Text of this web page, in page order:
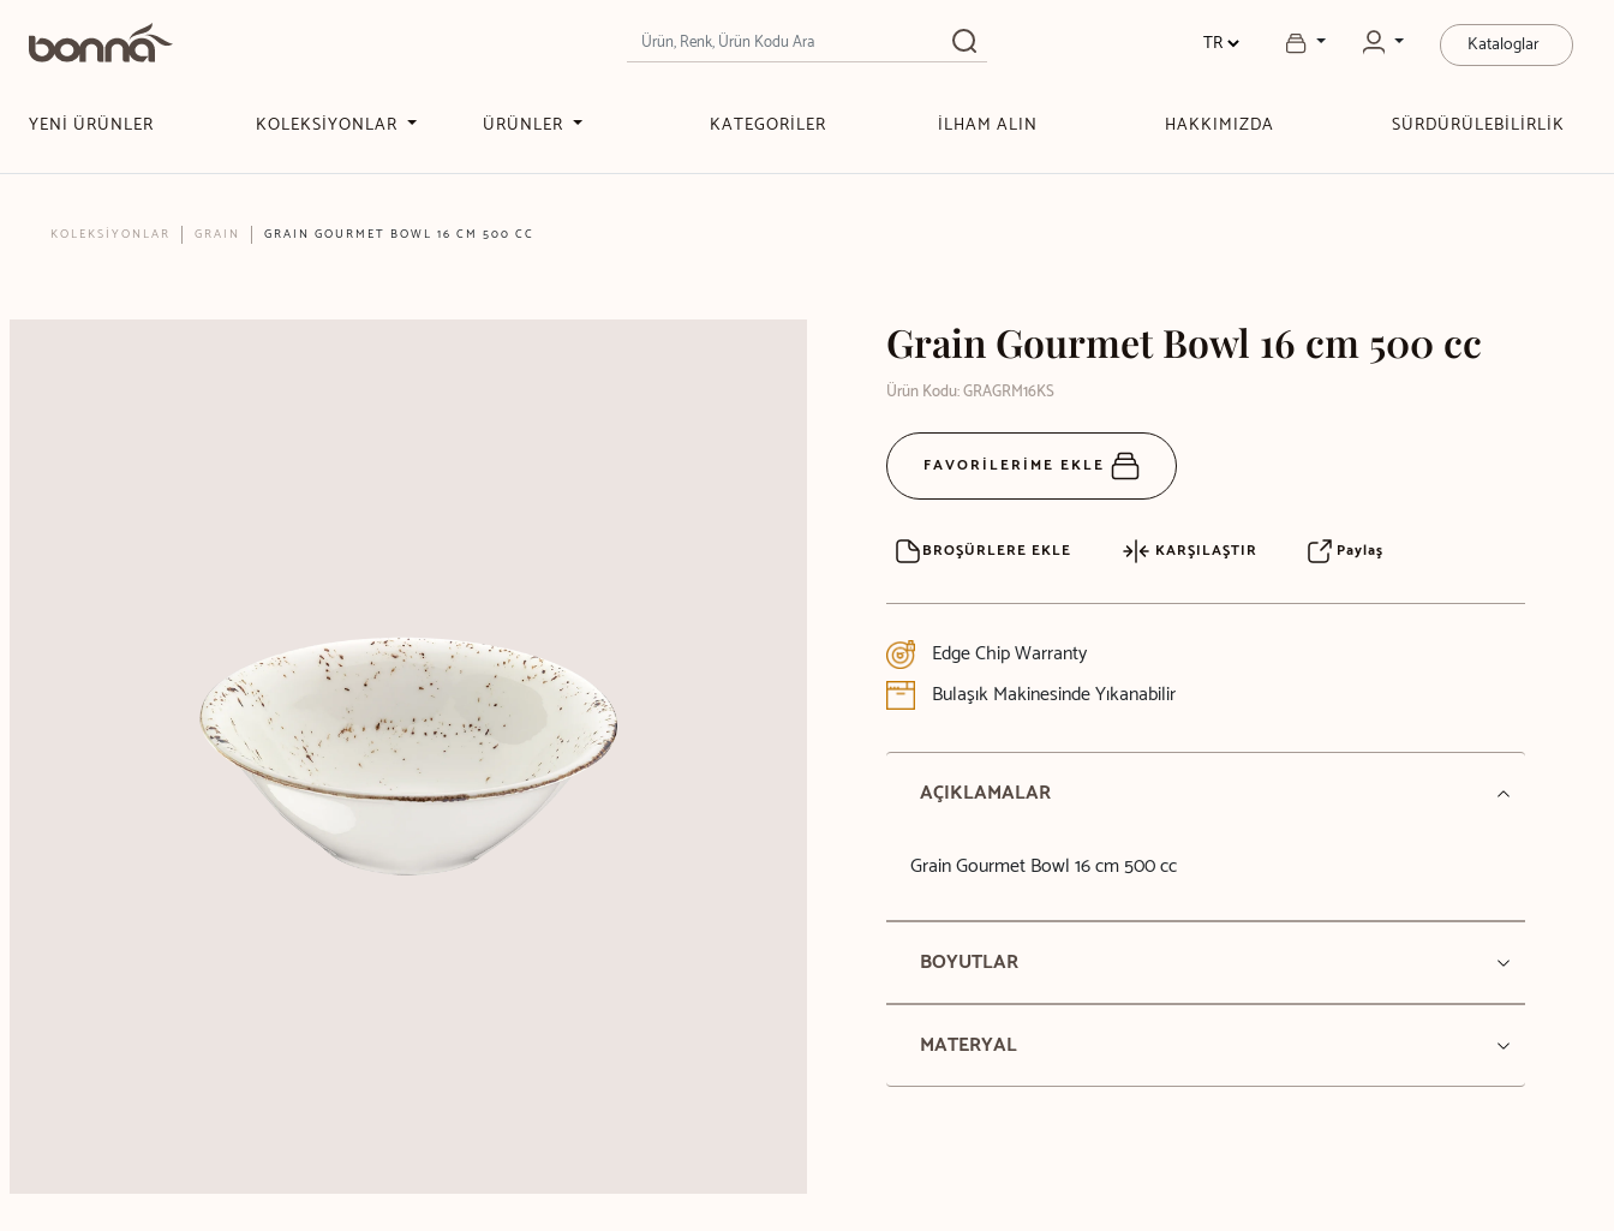
Kataloglar
YENİ ÜRÜNLER KOLEKSİYONLAR ÜRÜNLER KATEGORİLER İLHAM ALIN HAKKIMIZDA SÜRDÜRÜLEBİLİRLİK
KOLEKSİYONLAR GRAIN GRAIN GOURMET BOWL 16 CM 500 CC
Grain Gourmet Bowl 16 cm 500 cc
Ürün Kodu: GRAGRM16KS
FAVORİLERİME EKLE
BROŞÜRLERE EKLE KARŞILAŞTIR Paylaş
Edge Chip Warranty
Bulaşık Makinesinde Yıkanabilir
AÇIKLAMALAR
Grain Gourmet Bowl 16 cm 500 cc
BOYUTLAR
MATERYAL